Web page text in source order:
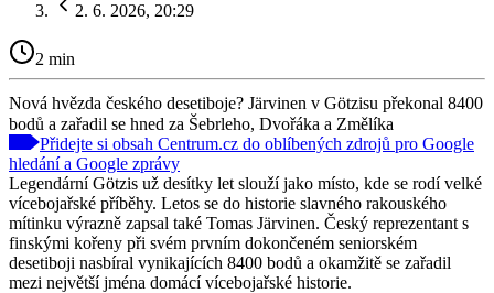
2. 6. 2026, 20:29
2 min
Nová hvězda českého desetiboje? Järvinen v Götzisu překonal 8400
bodů a zařadil se hned za Šebrleho, Dvořáka a Změlíka
Přidejte si obsah Centrum.cz do oblíbených zdrojů pro Google
hledání a Google zprávy
Legendární Götzis už desítky let slouží jako místo, kde se rodí velké
vícebojařské příběhy. Letos se do historie slavného rakouského
mítinku výrazně zapsal také Tomas Järvinen. Český reprezentant s
finskými kořeny při svém prvním dokončeném seniorském
desetiboji nasbíral vynikajících 8400 bodů a okamžitě se zařadil
mezi největší jména domácí vícebojařské historie.